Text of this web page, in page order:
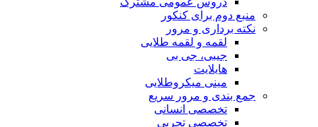
منبع دوم برای کنکور
نکته برداری و مرور
لقمه و لقمه طلایی
جیبی، جی بی
هایلایت
مینی میکروطلایی
جمع بندی و مرور سریع
تخصصی انسانی
تخصصی تجربی